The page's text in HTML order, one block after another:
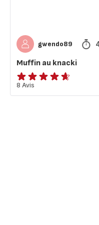
gwendo89
Muffin au knacki
ratings.4.6
8 Avis